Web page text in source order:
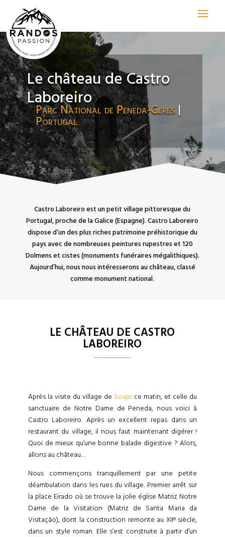
Le château de Castro
Laboreiro
Parc National de Peneda-Gerês|
Portugal
Castro Laboreiro est un petit village pittoresque du
Portugal, proche de la Galice (Espagne). Castro Laboreiro
dispose d’un des plus riches patrimoine préhistorique du
pays avec de nombreuses peintures rupestres et 120
Dolmens et cistes (monuments funéraires mégalithiques).
Aujourd’hui, nous nous intéresserons au château, classé
comme monument national.
LE CHÂTEAU DE CASTRO
LABOREIRO
Après la visite du village de Soajo ce matin, et celle du
sanctuaire de Notre Dame de Peneda, nous voici à
Castro Laboreiro. Après un excellent repas dans un
restaurant du village, il nous faut maintenant digérer !
Quoi de mieux qu’une bonne balade digestive ? Alors,
allons au château…
Nous commençons tranquillement par une petite
déambulation dans les rues du village. Premier arrêt sur
la place Eirado où se trouve la jolie église Matriz Notre
Dame de la Visitation (Matriz de Santa Maria da
Visitação), dont la construction remonte au XIIᵉ siècle,
dans un style roman. Elle s’est construite à partir d’un